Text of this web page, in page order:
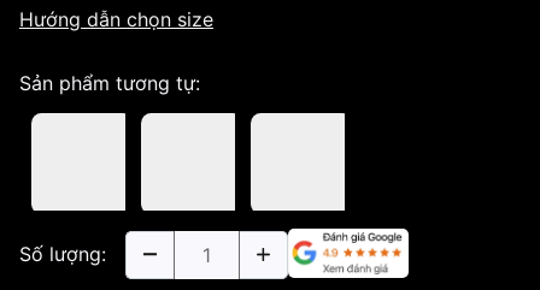
Hướng dẫn chọn size
Sản phẩm tương tự:
Số lượng: